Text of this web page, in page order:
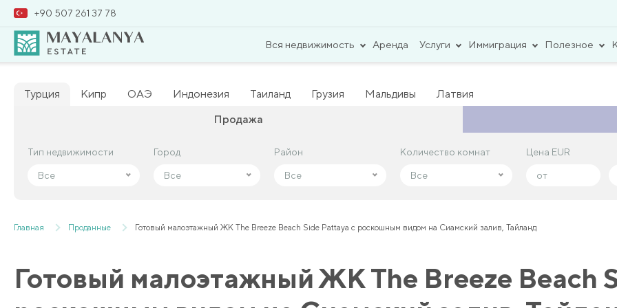
+90 507 261 37 78
Вся недвижимость Аренда Услуги Иммиграция Полезное
Турция Кипр ОАЭ Индонезия Таиланд Грузия Мальдивы
Латвия
Продажа
Тип недвижимости
Все
Город
Все
Район
Все
Количество комнат
Все
Цена EUR
Тип недвижимости
Все
Город
Все
Район
Все
Количество комнат
Все
Цена EUR
Главная Проданные Готовый малоэтажный ЖК The Breeze Beach Side Pattaya с роскошным видом на Сиамский залив, Тайланд
Готовый малоэтажный ЖК The Breeze Beach